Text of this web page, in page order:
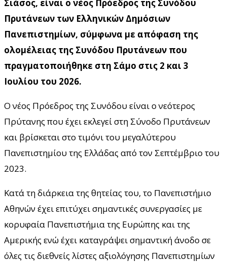
Σιάσος, είναι ο νέος Πρόεδρος της Συνόδου
Πρυτάνεων των Ελληνικών Δημόσιων
Πανεπιστημίων, σύμφωνα με απόφαση της
ολομέλειας της Συνόδου Πρυτάνεων που
πραγματοποιήθηκε στη Σάμο στις 2 και 3
Ιουλίου του 2026.
Ο νέος Πρόεδρος της Συνόδου είναι ο νεότερος
Πρύτανης που έχει εκλεγεί στη Σύνοδο Πρυτάνεων
και βρίσκεται στο τιμόνι του μεγαλύτερου
Πανεπιστημίου της Ελλάδας από τον Σεπτέμβριο του
2023.
Κατά τη διάρκεια της θητείας του, το Πανεπιστήμιο
Αθηνών έχει επιτύχει σημαντικές συνεργασίες με
κορυφαία Πανεπιστήμια της Ευρώπης και της
Αμερικής ενώ έχει καταγράψει σημαντική άνοδο σε
όλες τις διεθνείς λίστες αξιολόγησης Πανεπιστημίων